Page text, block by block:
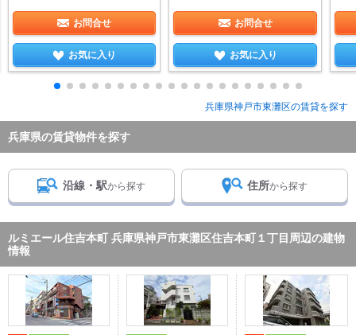
お問合せ
お気に入り
お問合せ
お気に入り
兵庫県神戸市東灘区の賃貸を探す
兵庫県の賃貸物件を探す
沿線・駅から探す 住所から探す
ルミエール住吉本町 兵庫県神戸市東灘区住吉本町１丁目周辺の建物
情報